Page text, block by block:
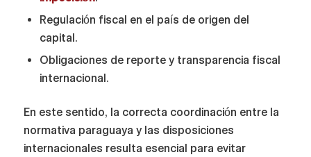
Regulación fiscal en el país de origen del
capital.
Obligaciones de reporte y transparencia fiscal
internacional.
En este sentido, la correcta coordinación entre la
normativa paraguaya y las disposiciones
internacionales resulta esencial para evitar